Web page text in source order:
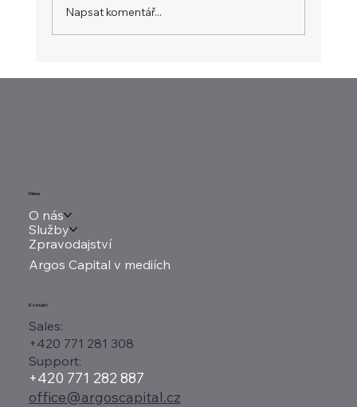
Menu
O nás
Služby
Zpravodajství
Argos Capital v mediích
Kontakt
Sales:
+420 771 281 308
Support:
+420 771 282 887
office@argoscapital.cz
Napsat komentář...